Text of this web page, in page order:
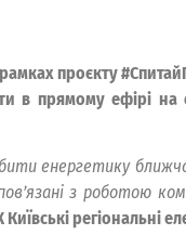
проєкту
в прямому ефірі на
енергетику
з роботою
регіональні